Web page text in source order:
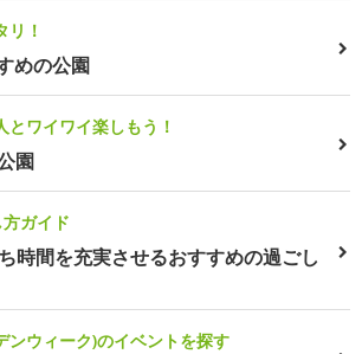
リ！
めの公園
とワイワイ楽しもう！
園
ガイド
時間を充実させるおすすめの過ごし
ンウィーク)のイベントを探す